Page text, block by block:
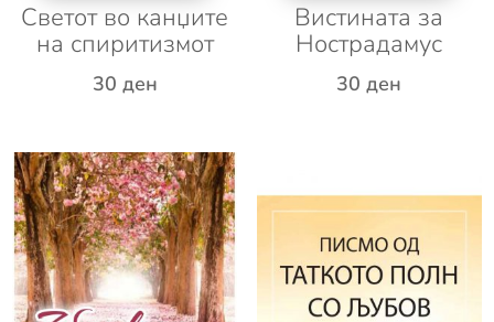
Светот во канџите
на спиритизмот
30 ден
Вистината за
Нострадамус
30ден